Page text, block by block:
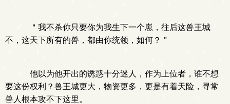
＂我不杀你只要你为我生下一个崽，往后这兽王城
不，这天下所有的兽，都由你统领，如何？＂
他以为他开出的诱惑十分迷人，作为上位者，谁不想
要这份权利？兽王城更大，物资更多，更是有着天险，寻常
兽人根本攻不下这里。